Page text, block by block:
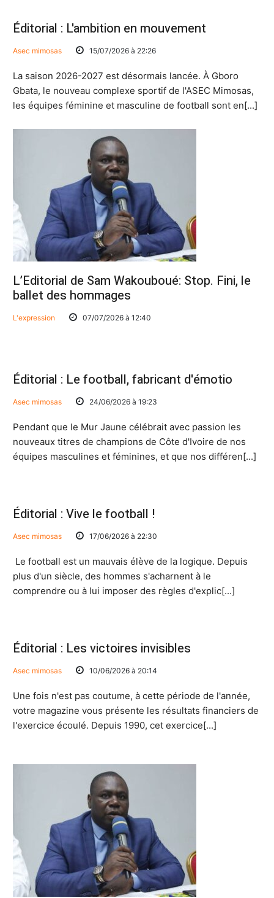
Éditorial : L'ambition en mouvement
Asec mimosas 15/07/2026 à 22:26
La saison 2026-2027 est désormais lancée. À Gboro
Gbata, le nouveau complexe sportif de l'ASEC Mimosas,
les équipes féminine et masculine de football sont en[...]
L’Editorial de Sam Wakouboué: Stop. Fini, le
ballet des hommages
L'expression 07/07/2026 à 12:40
Éditorial : Le football, fabricant d'émotio
Asec mimosas 24/06/2026 à 19:23
Pendant que le Mur Jaune célébrait avec passion les
nouveaux titres de champions de Côte d'Ivoire de nos
équipes masculines et féminines, et que nos différen[...]
Éditorial : Vive le football !
Asec mimosas 17/06/2026 à 22:30
Le football est un mauvais élève de la logique. Depuis
plus d'un siècle, des hommes s'acharnent à le
comprendre ou à lui imposer des règles d'explic[...]
Éditorial : Les victoires invisibles
Asec mimosas 10/06/2026 à 20:14
Une fois n'est pas coutume, à cette période de l'année,
votre magazine vous présente les résultats financiers de
l'exercice écoulé. Depuis 1990, cet exercice[...]